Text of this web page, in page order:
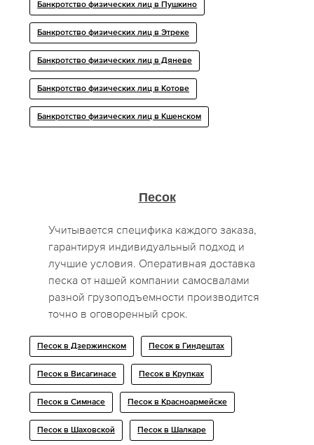
Банкротство физических лиц в Пушкино
Банкротство физических лиц в Этреке
Банкротство физических лиц в Дяневе
Банкротство физических лиц в Котове
Банкротство физических лиц в Кшенском
Песок
Учитывается специфика каждого заказа,
гарантируя индивидуальный подход и
лучшие условия. Оперативная доставка
песка от нашей компании самосвалами
разной грузоподъемности производится
точно в оговоренный срок.
Песок в Дзержинском Песок в Гиндештах
Песок в Висагинасе Песок в Крупках
Песок в Симнасе Песок в Красноармейске
Песок в Шаховской Песок в Шалкаре